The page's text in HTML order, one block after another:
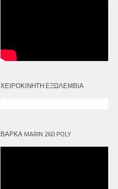
ΧΕΙΡΟΚΙΝΗΤΗ ΕΞΩΛΕΜΒΙΑ
ΒΑΡΚΑ MARIN 260 POLY